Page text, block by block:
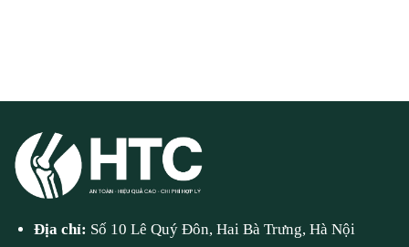
Địa chỉ: Số 10 Lê Quý Đôn, Hai Bà Trưng, Hà Nội